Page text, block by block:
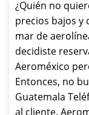
¿Quién no
precios bajos y
mar de
decidiste
Aeroméxico
Entonces, no
Guatemala
al cliente.